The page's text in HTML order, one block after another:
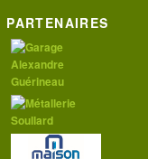
PARTENAIRES